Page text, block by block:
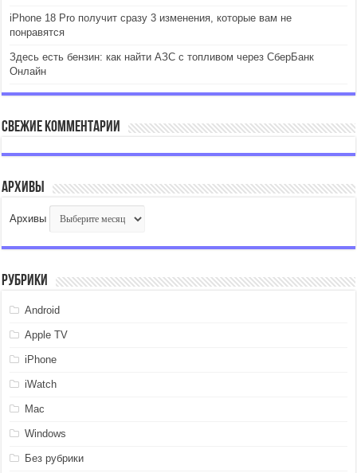
iPhone 18 Pro получит сразу 3 изменения, которые вам не
понравятся
Здесь есть бензин: как найти АЗС с топливом через СберБанк
Онлайн
Свежие комментарии
Архивы
Архивы
Рубрики
Android
Apple TV
iPhone
iWatch
Mac
Windows
Без рубрики